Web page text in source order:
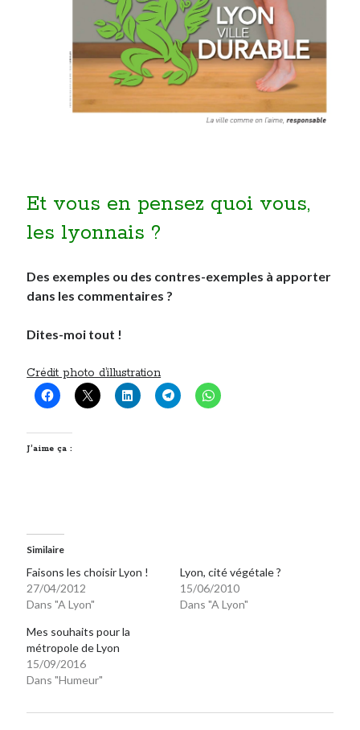
On parle de quoi ?
Bon plan du dimanche
Coup de coeur
Humeur
Lectures
Lyon
Mini-monsieur
Non classé
Patchwork
Post inutile
Proust
Sorties cuculturelles
Tavukoi
Et vous en pensez quoi vous,
les lyonnais ?
Des exemples ou des contres-exemples à apporter
dans les commentaires ?
Dites-moi tout !
Crédit photo d’illustration
J’aime ça :
Similaire
Faisons les choisir Lyon !
27/04/2012
Dans "A Lyon"
Lyon, cité végétale ?
15/06/2010
Dans "A Lyon"
Mes souhaits pour la
métropole de Lyon
15/09/2016
Dans "Humeur"